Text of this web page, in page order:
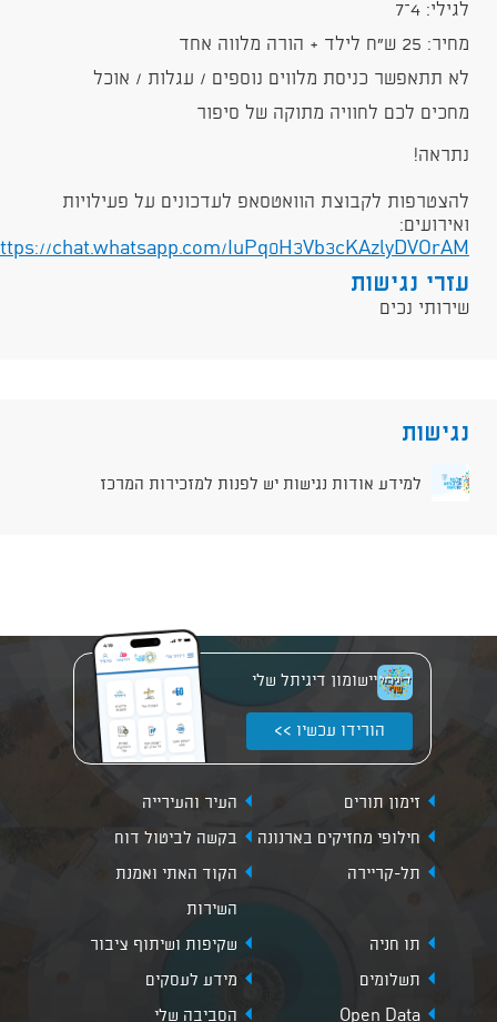
לגילי: 4–7
מחיר: 25 ש"ח לילד + הורה מלווה אחד
לא תתאפשר כניסת מלווים נוספים / עגלות / אוכל
מחכים לכם לחוויה מתוקה של סיפור
נתראה!
להצטרפות לקבוצת הוואטסאפ לעדכונים על פעילויות
ואירועים:
chat.whatsapp.com/IuPq0H3Vb3cKAzlyDVOrAM
עזרי נגישות
שירותי נכים
נגישות
למידע אודות נגישות יש לפנות למזכירות המרכז
יישומון דיגיתל שלי
הורידו עכשיו >>
זימון תורים
העיר והעירייה
חילופי מחזיקים בארנונה
בקשה לביטול דוח
תל-קריירה
הקוד האתי ואמנת
השירות
תו חניה
שקיפות ושיתוף ציבור
תשלומים
מידע לעסקים
Open Data
הסביבה שלי